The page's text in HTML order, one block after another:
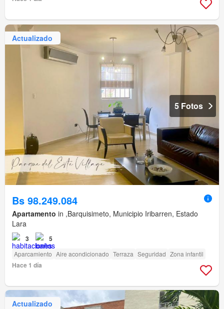
Actualizado
5 Fotos
Bs 98.249.084
Apartamento in ,Barquisimeto, Municipio Iribarren, Estado
Lara
3 5
Aparcamiento Aire acondicionado Terraza Seguridad Zona infantil
Hace 1 día
Actualizado